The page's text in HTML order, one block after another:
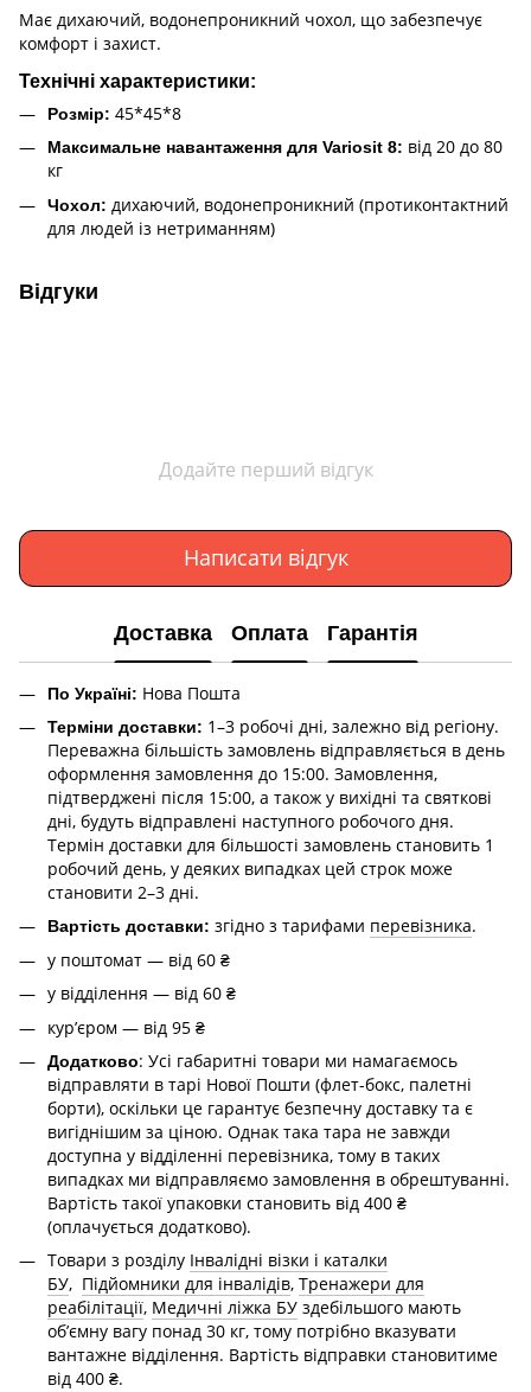
Має дихаючий, водонепроникний чохол, що забезпечує
комфорт і захист.
Технічні характеристики:
Розмір: 45*45*8
Максимальне навантаження для Variosit 8: від 20 до 80
кг
Чохол: дихаючий, водонепроникний (протиконтактний
для людей із нетриманням)
Відгуки
Додайте перший відгук
Написати відгук
Доставка Оплата Гарантія
По Україні: Нова Пошта
Терміни доставки: 1–3 робочі дні, залежно від регіону.
Переважна більшість замовлень відправляється в день
оформлення замовлення до 15:00. Замовлення,
підтверджені після 15:00, а також у вихідні та святкові
дні, будуть відправлені наступного робочого дня.
Термін доставки для більшості замовлень становить 1
робочий день, у деяких випадках цей строк може
становити 2–3 дні.
Вартість доставки: згідно з тарифами перевізника.
у поштомат — від 60 ₴
у відділення — від 60 ₴
курʼєром — від 95 ₴
Додатково: Усі габаритні товари ми намагаємось
відправляти в тарі Нової Пошти (флет-бокс, палетні
борти), оскільки це гарантує безпечну доставку та є
вигіднішим за ціною. Однак така тара не завжди
доступна у відділенні перевізника, тому в таких
випадках ми відправляємо замовлення в обрештуванні.
Вартість такої упаковки становить від 400 ₴
(оплачується додатково).
Товари з розділу Інвалідні візки і каталки
БУ, Підйомники для інвалідів, Тренажери для
реабілітації, Медичні ліжка БУ здебільшого мають
об’ємну вагу понад 30 кг, тому потрібно вказувати
вантажне відділення. Вартість відправки становитиме
від 400 ₴.